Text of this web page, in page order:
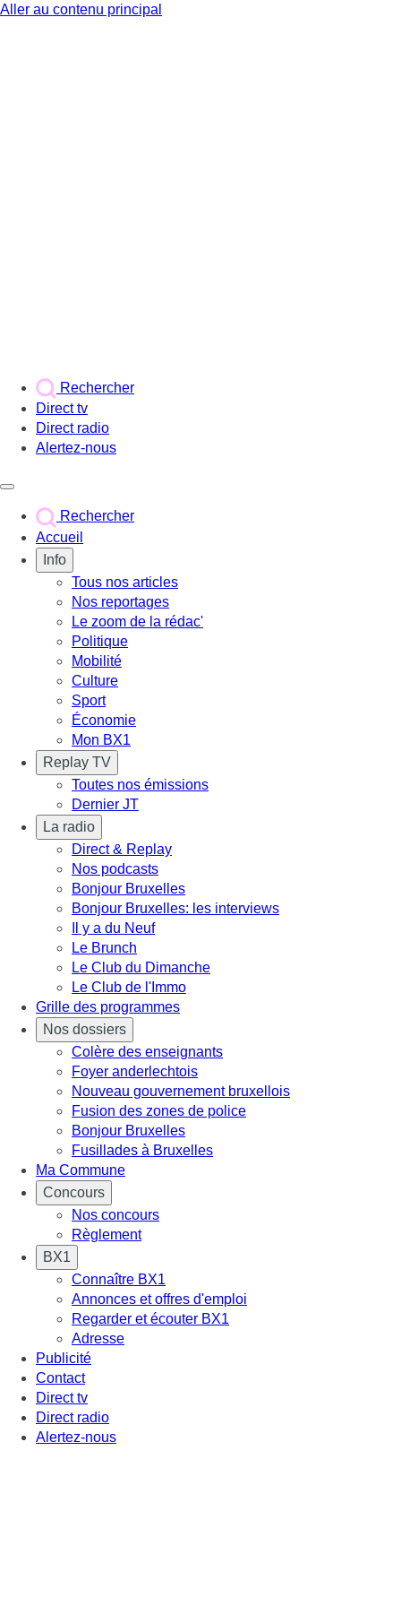
Aller au contenu principal
Rechercher
Direct tv
Direct radio
Alertez-nous
Rechercher
Accueil
Info
Tous nos articles
Nos reportages
Le zoom de la rédac'
Politique
Mobilité
Culture
Sport
Économie
Mon BX1
Replay TV
Toutes nos émissions
Dernier JT
La radio
Direct & Replay
Nos podcasts
Bonjour Bruxelles
Bonjour Bruxelles: les interviews
Il y a du Neuf
Le Brunch
Le Club du Dimanche
Le Club de l'Immo
Grille des programmes
Nos dossiers
Colère des enseignants
Foyer anderlechtois
Nouveau gouvernement bruxellois
Fusion des zones de police
Bonjour Bruxelles
Fusillades à Bruxelles
Ma Commune
Concours
Nos concours
Règlement
BX1
Connaître BX1
Annonces et offres d'emploi
Regarder et écouter BX1
Adresse
Publicité
Contact
Direct tv
Direct radio
Alertez-nous